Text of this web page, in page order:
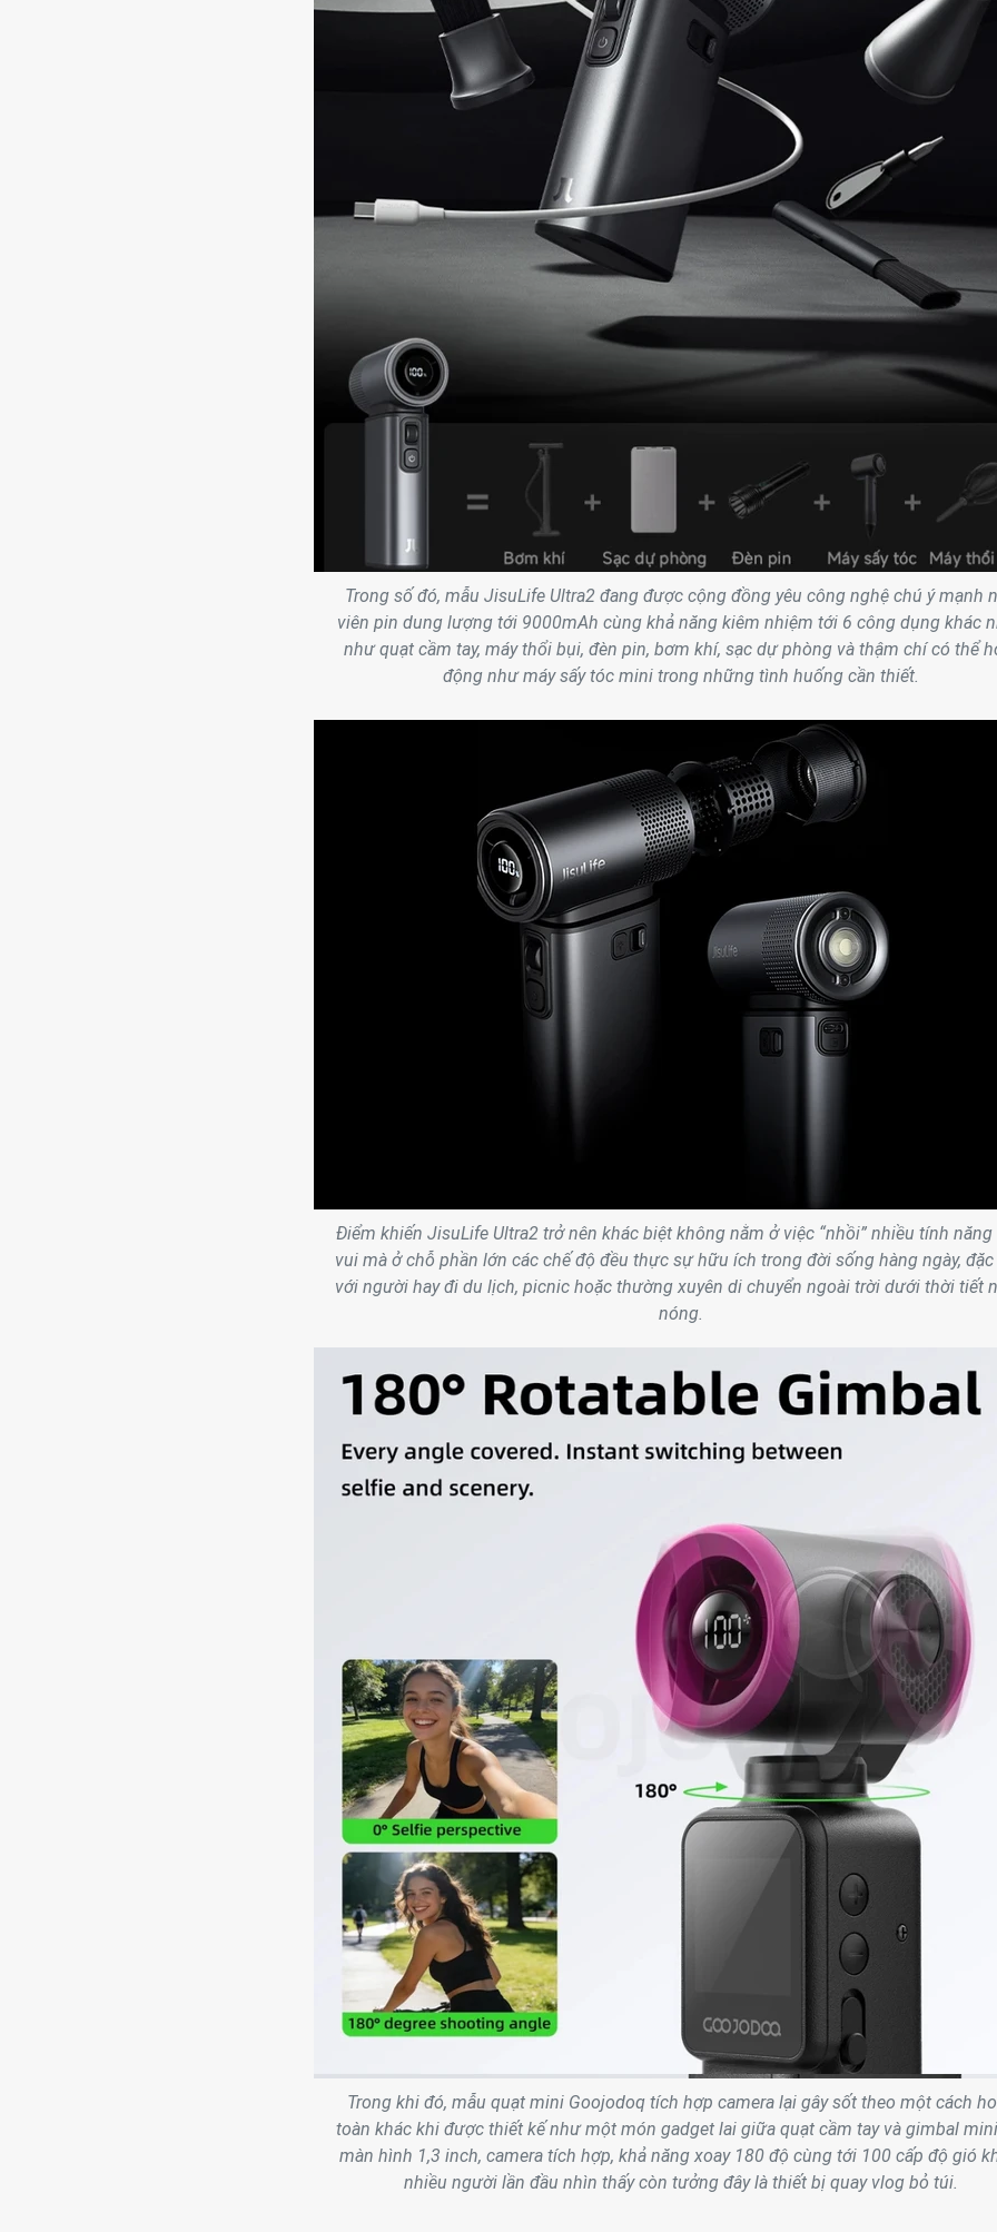
Trong số đó, mẫu JisuLife Ultra2 đang được cộng đồng yêu công nghệ chú ý mạnh
viên pin dung lượng tới 9000mAh cùng khả năng kiêm nhiệm tới 6 công dụng khác
như quạt cầm tay, máy thổi bụi, đèn pin, bơm khí, sạc dự phòng và thậm chí có thể
động như máy sấy tóc mini trong những tình huống cần thiết.
Điểm khiến JisuLife Ultra2 trở nên khác biệt không nằm ở việc “nhồi” nhiều tính năng
vui mà ở chỗ phần lớn các chế độ đều thực sự hữu ích trong đời sống hàng ngày,
với người hay đi du lịch, picnic hoặc thường xuyên di chuyển ngoài trời dưới thời tiết
nóng.
Trong khi đó, mẫu quạt mini Goojodoq tích hợp camera lại gây sốt theo một cách
toàn khác khi được thiết kế như một món gadget lai giữa quạt cầm tay và gimbal
màn hình 1,3 inch, camera tích hợp, khả năng xoay 180 độ cùng tới 100 cấp độ gió
nhiều người lần đầu nhìn thấy còn tưởng đây là thiết bị quay vlog bỏ túi.